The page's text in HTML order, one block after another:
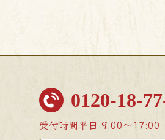
0120-18-
受付時間平日 9:00〜17:00